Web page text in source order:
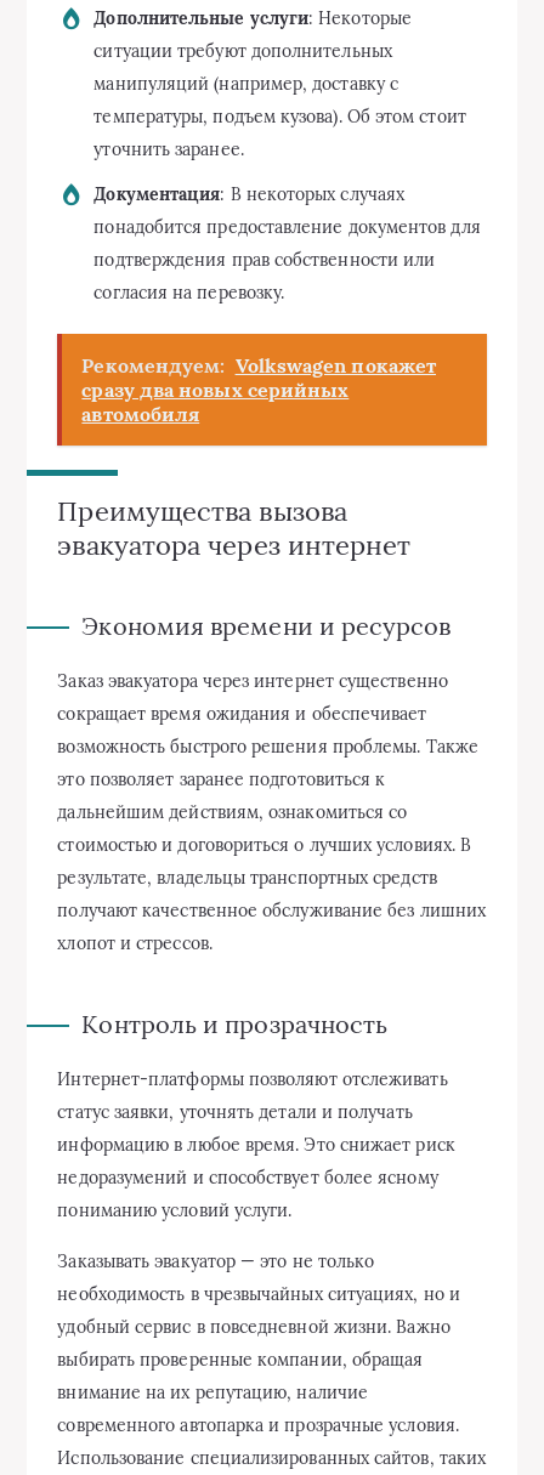
Дополнительные услуги: Некоторые
ситуации требуют дополнительных
манипуляций (например, доставку с
температуры, подъем кузова). Об этом стоит
уточнить заранее.
Документация: В некоторых случаях
понадобится предоставление документов для
подтверждения прав собственности или
согласия на перевозку.
Рекомендуем: Volkswagen покажет
сразу два новых серийных
автомобиля
Преимущества вызова
эвакуатора через интернет
Экономия времени и ресурсов
Заказ эвакуатора через интернет существенно
сокращает время ожидания и обеспечивает
возможность быстрого решения проблемы. Также
это позволяет заранее подготовиться к
дальнейшим действиям, ознакомиться со
стоимостью и договориться о лучших условиях. В
результате, владельцы транспортных средств
получают качественное обслуживание без лишних
хлопот и стрессов.
Контроль и прозрачность
Интернет-платформы позволяют отслеживать
статус заявки, уточнять детали и получать
информацию в любое время. Это снижает риск
недоразумений и способствует более ясному
пониманию условий услуги.
Заказывать эвакуатор — это не только
необходимость в чрезвычайных ситуациях, но и
удобный сервис в повседневной жизни. Важно
выбирать проверенные компании, обращая
внимание на их репутацию, наличие
современного автопарка и прозрачные условия.
Использование специализированных сайтов, таких